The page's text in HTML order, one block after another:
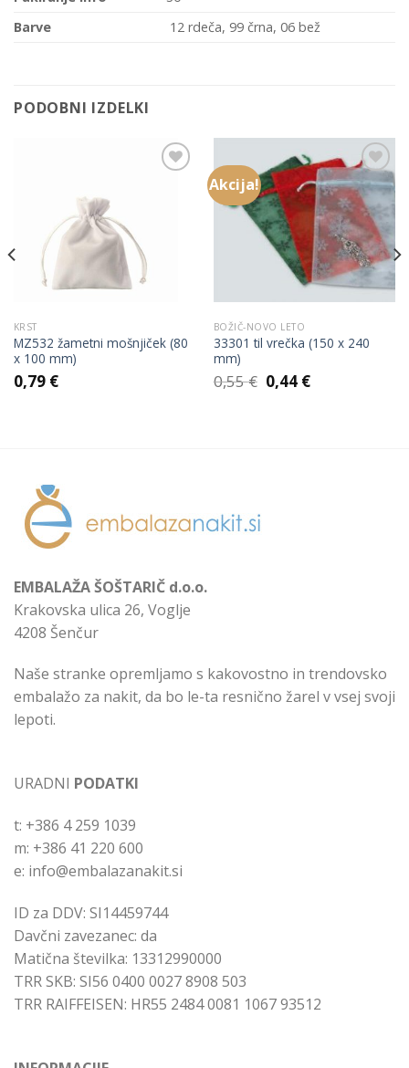
Barve
12 rdeča, 99 črna, 06 bež
PODOBNI IZDELKI
KRST
MZ532 žametni mošnjiček (80
x 100 mm)
0,79 €
Akcija!
Add to
Wishlist
BOŽIČ-NOVO LETO
33301 til vrečka (150 x 240
mm)
0,55€ Izvirna
cena
0,44 €Trenutna
EMBALAŽA ŠOŠTARIČ d.o.o.
Krakovska ulica 26, Voglje
4208 Šenčur
Naše stranke opremljamo s kakovostno in trendovsko
embalažo za nakit, da bo le-ta resnično žarel v vsej svoji
lepoti.
URADNI PODATKI
t: +386 4 259 1039
m: +386 41 220 600
e: info@embalazanakit.si
ID za DDV: SI14459744
Davčni zavezanec: da
Matična številka: 13312990000
TRR SKB: SI56 0400 0027 8908 503
TRR RAIFFEISEN: HR55 2484 0081 1067 93512